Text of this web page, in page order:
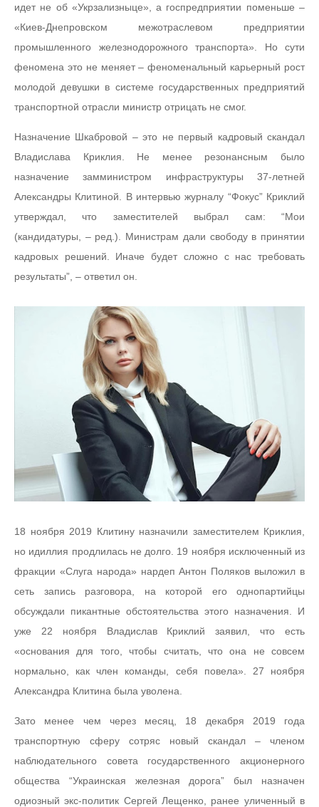
идет не об «Укрзализныце», а госпредприятии поменьше –
«Киев-Днепровском межотраслевом предприятии
промышленного железнодорожного транспорта». Но сути
феномена это не меняет – феноменальный карьерный рост
молодой девушки в системе государственных предприятий
транспортной отрасли министр отрицать не смог.
Назначение Шкабровой – это не первый кадровый скандал
Владислава Криклия. Не менее резонансным было
назначение замминистром инфраструктуры 37-летней
Александры Клитиной. В интервью журналу “Фокус” Криклий
утверждал, что заместителей выбрал сам: “Мои
(кандидатуры, – ред.). Министрам дали свободу в принятии
кадровых решений. Иначе будет сложно с нас требовать
результаты”, – ответил он.
18 ноября 2019 Клитину назначили заместителем Криклия,
но идиллия продлилась не долго. 19 ноября исключенный из
фракции «Слуга народа» нардеп Антон Поляков выложил в
сеть запись разговора, на которой его однопартийцы
обсуждали пикантные обстоятельства этого назначения. И
уже 22 ноября Владислав Криклий заявил, что есть
«основания для того, чтобы считать, что она не совсем
нормально, как член команды, себя повела». 27 ноября
Александра Клитина была уволена.
Зато менее чем через месяц, 18 декабря 2019 года
транспортную сферу сотряс новый скандал – членом
наблюдательного совета государственного акционерного
общества “Украинская железная дорога” был назначен
одиозный экс-политик Сергей Лещенко, ранее уличенный в